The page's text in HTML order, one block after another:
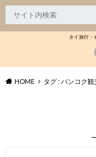
タイ旅行・
HOME タグ : バンコク観